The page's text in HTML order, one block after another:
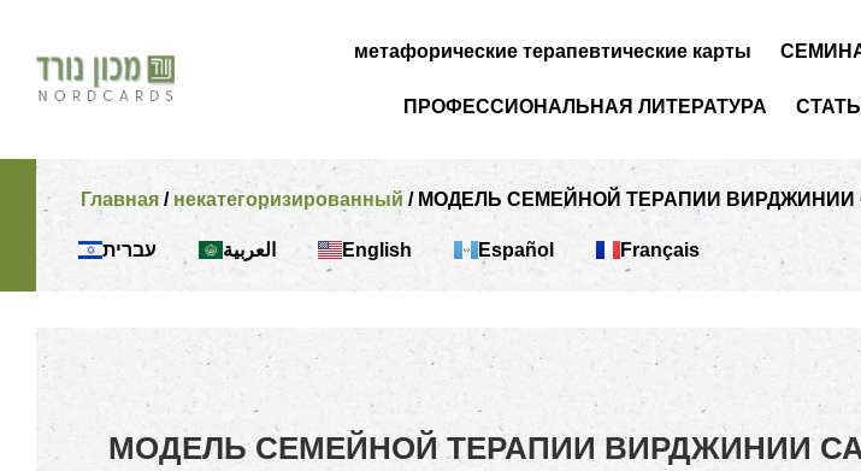
метафорические терапевтические карты
ПРОФЕССИОНАЛЬНАЯ ЛИТЕРАТУРА
Главная / некатегоризированный / МОДЕЛЬ СЕМЕЙНОЙ ТЕРАПИИ ВИРДЖИНИИ
עברית العربية English Español Français
МОДЕЛЬ СЕМЕЙНОЙ ТЕРАПИИ ВИРДЖИНИИ